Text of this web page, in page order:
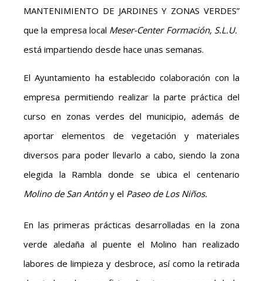
MANTENIMIENTO DE JARDINES Y ZONAS VERDES”
que la empresa local Meser-Center Formación, S.L.U.
está impartiendo desde hace unas semanas.
El Ayuntamiento ha establecido colaboración con la
empresa permitiendo realizar la parte práctica del
curso en zonas verdes del municipio, además de
aportar elementos de vegetación y materiales
diversos para poder llevarlo a cabo, siendo la zona
elegida la Rambla donde se ubica el centenario
Molino de San Antóny el Paseo de Los Niños.
En las primeras prácticas desarrolladas en la zona
verde aledaña al puente el Molino han realizado
labores de limpieza y desbroce, así como la retirada